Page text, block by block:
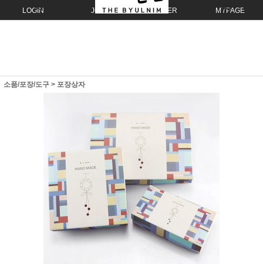
LOGIN JOIN ORDER MYPAGE
소품/포장/도구 > 포장상자